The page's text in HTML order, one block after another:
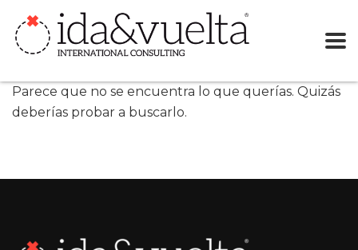
Parece que no se encuentra lo que querías. Quizás
deberías probar a buscarlo.